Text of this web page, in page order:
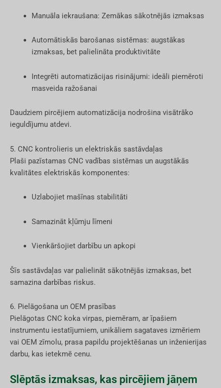
Manuāla iekraušana: Zemākas sākotnējās izmaksas
Automātiskās barošanas sistēmas: augstākas
izmaksas, bet palielināta produktivitāte
Integrēti automatizācijas risinājumi: ideāli piemēroti
masveida ražošanai
Daudziem pircējiem automatizācija nodrošina visātrāko
ieguldījumu atdevi.
5. CNC kontrolieris un elektriskās sastāvdaļas
Plaši pazīstamas CNC vadības sistēmas un augstākās
kvalitātes elektriskās komponentes:
Uzlabojiet mašīnas stabilitāti
Samazināt kļūmju līmeni
Vienkāršojiet darbību un apkopi
Šīs sastāvdaļas var palielināt sākotnējās izmaksas, bet
samazina darbības riskus.
6. Pielāgošana un OEM prasības
Pielāgotas CNC koka virpas, piemēram, ar īpašiem
instrumentu iestatījumiem, unikāliem sagataves izmēriem
vai OEM zīmolu, prasa papildu projektēšanas un inženierijas
darbu, kas ietekmē cenu.
Slēptās izmaksas, kas pircējiem jāņem